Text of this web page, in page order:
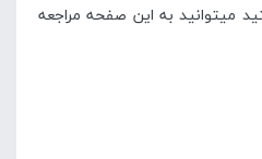
میتوانید به این صفحه مراجعه